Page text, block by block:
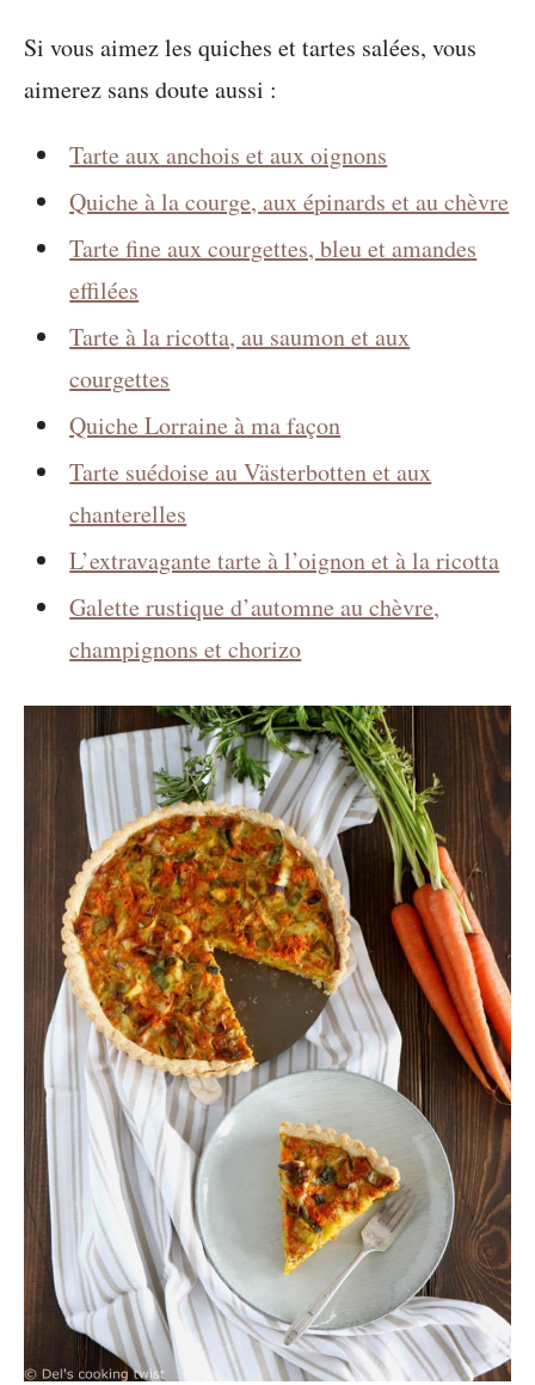
Si vous aimez les quiches et tartes salées, vous
aimerez sans doute aussi :
Tarte aux anchois et aux oignons
Quiche à la courge, aux épinards et au chèvre
Tarte fine aux courgettes, bleu et amandes
effilées
Tarte à la ricotta, au saumon et aux
courgettes
Quiche Lorraine à ma façon
Tarte suédoise au Västerbotten et aux
chanterelles
L’extravagante tarte à l’oignon et à la ricotta
Galette rustique d’automne au chèvre,
champignons et chorizo